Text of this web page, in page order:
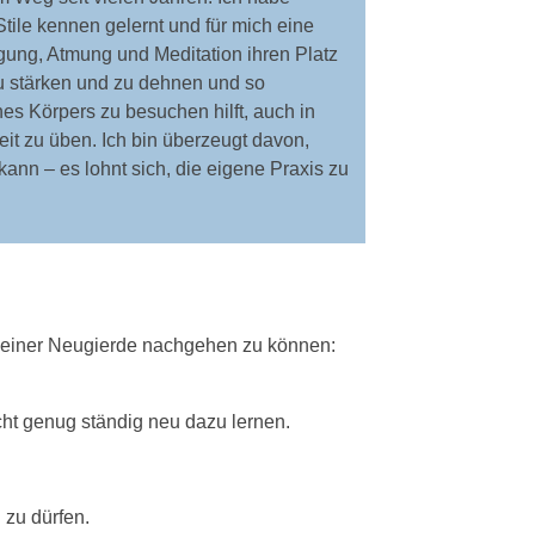
kennen gelernt und für mich eine
Atmung und Meditation ihren Platz
stärken und zu dehnen und so
Körpers zu besuchen hilft, auch in
zu üben. Ich bin überzeugt davon,
– es lohnt sich, die eigene Praxis zu
Neugierde nachgehen zu können:
genug ständig neu dazu lernen.
dürfen.